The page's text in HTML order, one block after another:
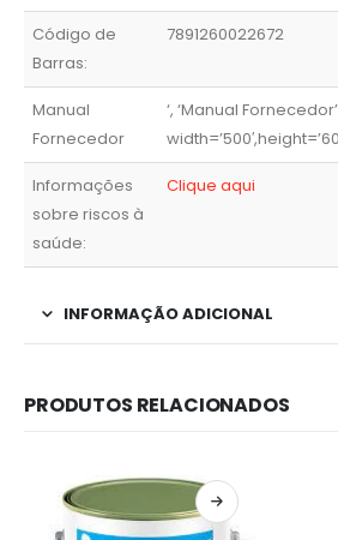
Código de
Barras:
7891260022672
Manual
Fornecedor
‘, ‘Manual
Informações
sobre riscos à
saúde:
Clique aqui
INFORMAÇÃO ADICIONAL
PRODUTOS RELACIONADOS